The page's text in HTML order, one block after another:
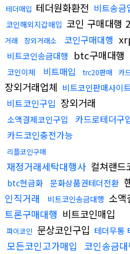
테더매입 테더원화환전 비트송금
코인해외지갑매입 코인 구매대행
거래
장외거래소 코인구매대행
비트코인송금대행 btc구매대행
코인이체 비트매입 trc20판매 카
장외거래업체 비트코인판매사이
비트코인구입 장외거래
소액결제코인구입 카드로테더구
카드코인충전가능
리플코인구매
재정거래세탁대행사 컬쳐랜드
btc현금화 문화상품권테더전환
인직거래
비트코인송금대행 소액
트론구매대행 비트코인매입
파이코인 문상코인구입 테더무통
모든코인고가매입 코인송금